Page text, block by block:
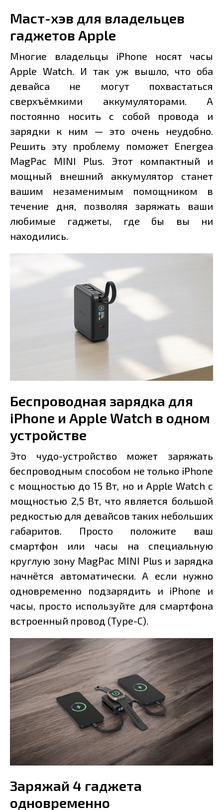
Маст-хэв для владельцев
гаджетов Apple
Многие владельцы iPhone носят часы
Apple Watch. И так уж вышло, что оба
девайса не могут похвастаться
сверхъёмкими аккумуляторами. А
постоянно носить с собой провода и
зарядки к ним — это очень неудобно.
Решить эту проблему поможет Energea
MagPac MINI Plus. Этот компактный и
мощный внешний аккумулятор станет
вашим незаменимым помощником в
течение дня, позволяя заряжать ваши
любимые гаджеты, где бы вы ни
находились.
Беспроводная зарядка для
iPhone и Apple Watch в одном
устройстве
Это чудо-устройство может заряжать
беспроводным способом не только iPhone
с мощностью до 15 Вт, но и Apple Watch с
мощностью 2,5 Вт, что является большой
редкостью для девайсов таких небольших
габаритов. Просто положите ваш
смартфон или часы на специальную
круглую зону MagPac MINI Plus и зарядка
начнётся автоматически. А если нужно
одновременно подзарядить и iPhone и
часы, просто используйте для смартфона
встроенный провод (Type-C).
Заряжай 4 гаджета
одновременно